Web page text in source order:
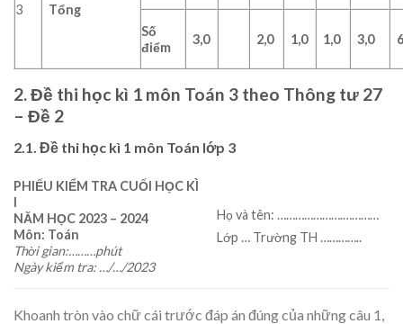
3 Tổng
Số
điểm
3,0 2,0 1,0 1,0 3,0
2. Đề thi học kì 1 môn Toán 3 theo Thông tư 27
– Đề 2
2.1. Đề thi học kì 1 môn Toán lớp 3
PHIẾU KIỂM TRA CUỐI HỌC KÌ
I
NĂM HỌC 2023 – 2024
Môn: Toán
Thời gian:………phút
Ngày kiểm tra: …/…/2023
Họ và tên: ………………….…………
Lớp … Trường TH …………..
Khoanh tròn vào chữ cái trước đáp án đúng của những câu 1,